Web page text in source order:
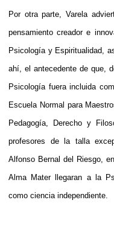
Por otra parte, Varela
pensamiento creador e
Psicología y Espiritualidad,
ahí, el antecedente de que,
Psicología fuera incluida
Escuela Normal para
Pedagogía, Derecho y
profesores de la talla
Alfonso Bernal del Riesgo,
Alma Mater llegaran a la
como ciencia independiente.